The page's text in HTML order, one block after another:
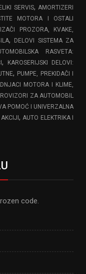
SERVIS,AMORTIZERI
MOTORA I OSTALI
PROZORA, KVAKE,
,
DELOVI SISTEMA ZA
RASVETA:
,
KAROSERIJSKI DELOVI:
, PUMPE, PREKIDAČI I
MOTORA I KLIME,
ZA AUTOMOBIL
POMOĆ I UNIVERZALNA
,AUTO ELEKTRIKA I
code.